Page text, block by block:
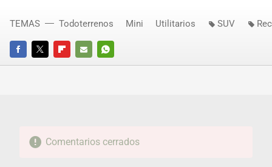
FACEBOOKTWITTERFLIPBOARD
E-
WHATSAPP
TEMAS Todoterrenos Mini Utilitarios SUV
Comentarios cerrados